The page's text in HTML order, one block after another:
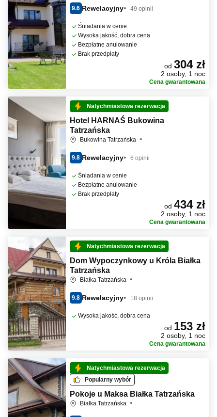
9.6 Rewelacyjny 49 opinii
Śniadania w cenie
Wysoka jakość, dobra cena
Bezpłatne anulowanie
Brak przedpłaty
od 304 zł
2 osoby, 1 noc
Cena gwarantowana
Natychmiastowa rezerwacja
Hotel HARNAŚ Bukowina
Tatrzańska
Bukowina Tatrzańska
9.8 Rewelacyjny 6 opinii
Śniadania w cenie
Bezpłatne anulowanie
Brak przedpłaty
od 434 zł
2 osoby, 1 noc
Cena gwarantowana
Natychmiastowa rezerwacja
Dom Wypoczynkowy u Króla Białka
Tatrzańska
Białka Tatrzańska
9.8 Rewelacyjny 18 opinii
Wysoka jakość, dobra cena
od 153 zł
2 osoby, 1 noc
Cena gwarantowana
Natychmiastowa rezerwacja
Popularny wybór
Pokoje u Maksa Białka Tatrzańska
Białka Tatrzańska